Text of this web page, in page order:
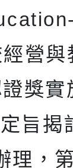
營與
獎實
旨揭
理，